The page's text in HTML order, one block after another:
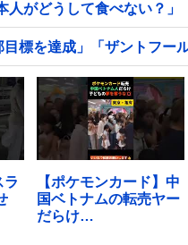
がどうして食べない？」
標を達成」「ザントフー
ラ
【ポケモンカード】中
国ベトナムの転売ヤー
だらけ…